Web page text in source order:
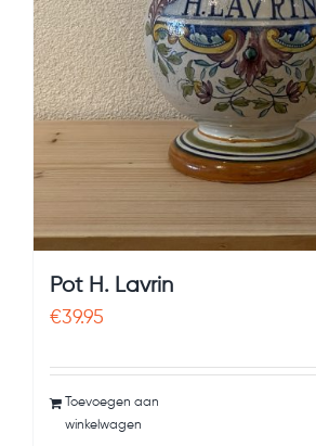
Pot H. Lavrin
€39.95
Toevoegen aan
winkelwagen